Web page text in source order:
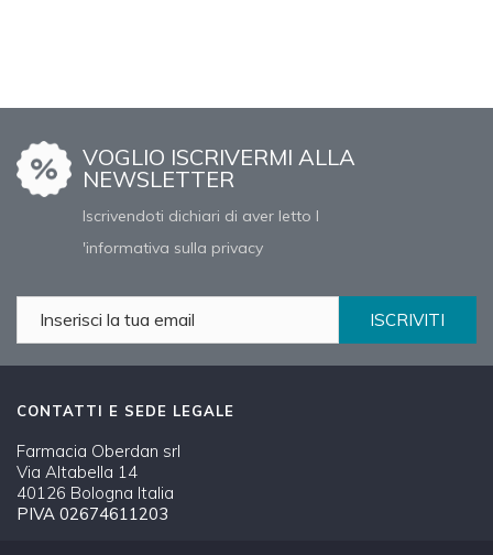
VOGLIO ISCRIVERMI ALLA
NEWSLETTER
Iscrivendoti dichiari di aver letto l
'informativa sulla privacy
ISCRIVITI
CONTATTI E SEDE LEGALE
Farmacia Oberdan srl
Via Altabella 14
40126 Bologna Italia
PIVA 02674611203